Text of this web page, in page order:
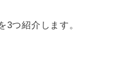
3つ紹介します。